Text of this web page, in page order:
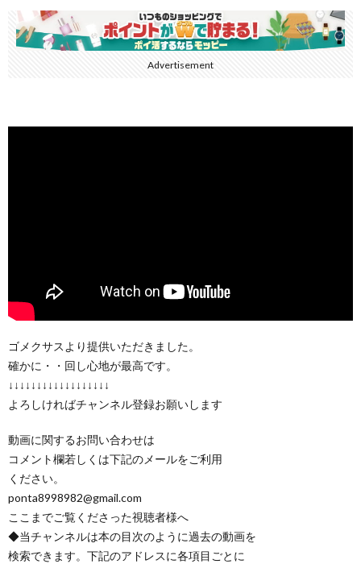
Advertisement
ゴメクサスより提供いただきました。
確かに・・回し心地が最高です。
↓↓↓↓↓↓↓↓↓↓↓↓↓↓↓↓↓↓
よろしければチャンネル登録お願いします
動画に関するお問い合わせは
コメント欄若しくは下記のメールをご利用
ください。
ponta8998982@gmail.com
ここまでご覧くださった視聴者様へ
◆当チャンネルは本の目次のように過去の動画を
検索できます。下記のアドレスに各項目ごとに